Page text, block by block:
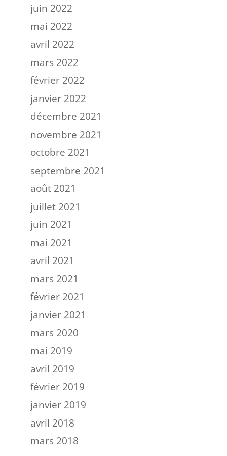
juin 2022
mai 2022
avril 2022
mars 2022
février 2022
janvier 2022
décembre 2021
novembre 2021
octobre 2021
septembre 2021
août 2021
juillet 2021
juin 2021
mai 2021
avril 2021
mars 2021
février 2021
janvier 2021
mars 2020
mai 2019
avril 2019
février 2019
janvier 2019
avril 2018
mars 2018